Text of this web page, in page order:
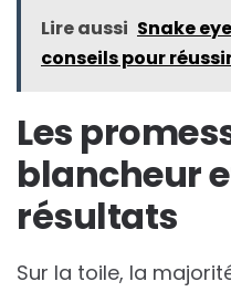
Lire aussi Snake
conseils pour
Les
blancheur
résultats
Sur la toile, la